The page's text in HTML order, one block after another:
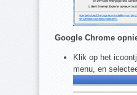
Google Chrome
Klik op het
menu, en